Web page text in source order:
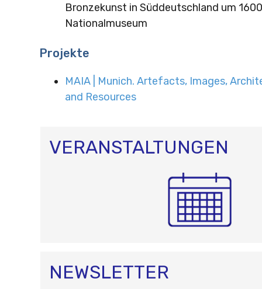
Bronzekunst in Süddeutschland um
Nationalmuseum
Projekte
MAIA | Munich. Artefacts, Images,
and Resources
VERANSTALTUNGEN
NEWSLETTER